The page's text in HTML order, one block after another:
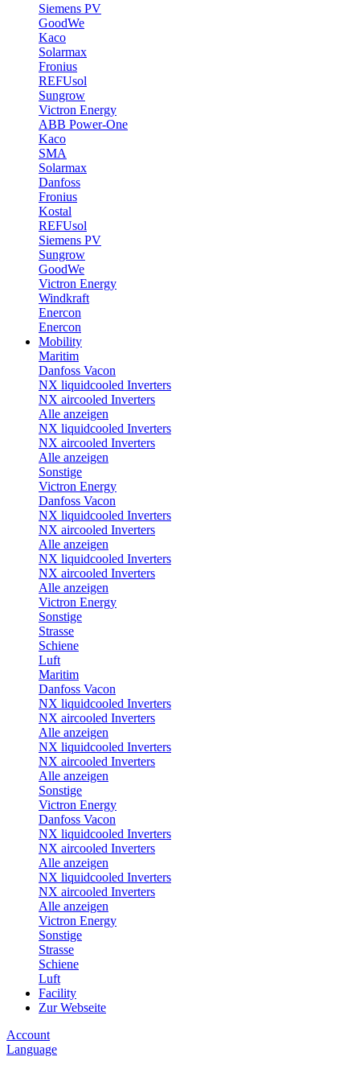
Siemens PV
GoodWe
Kaco
Solarmax
Fronius
REFUsol
Sungrow
Victron Energy
ABB Power-One
Kaco
SMA
Solarmax
Danfoss
Fronius
Kostal
REFUsol
Siemens PV
Sungrow
GoodWe
Victron Energy
Windkraft
Enercon
Enercon
Mobility
Maritim
Danfoss Vacon
NX liquidcooled Inverters
NX aircooled Inverters
Alle anzeigen
NX liquidcooled Inverters
NX aircooled Inverters
Alle anzeigen
Sonstige
Victron Energy
Danfoss Vacon
NX liquidcooled Inverters
NX aircooled Inverters
Alle anzeigen
NX liquidcooled Inverters
NX aircooled Inverters
Alle anzeigen
Victron Energy
Sonstige
Strasse
Schiene
Luft
Maritim
Danfoss Vacon
NX liquidcooled Inverters
NX aircooled Inverters
Alle anzeigen
NX liquidcooled Inverters
NX aircooled Inverters
Alle anzeigen
Sonstige
Victron Energy
Danfoss Vacon
NX liquidcooled Inverters
NX aircooled Inverters
Alle anzeigen
NX liquidcooled Inverters
NX aircooled Inverters
Alle anzeigen
Victron Energy
Sonstige
Strasse
Schiene
Luft
Facility
Zur Webseite
Account
Language